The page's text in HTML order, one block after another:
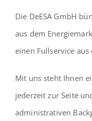
Die DeESA GmbH
aus dem
einen Fullservice aus
Mit uns steht Ihnen
jederzeit zur Seite
administrativen